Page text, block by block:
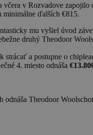
včera v Rozvadove
minimálne ďalších €815.
mu vyšiel úvod
druhý Theodoor
a postupne o
4. miesto odnáša
Theodoor